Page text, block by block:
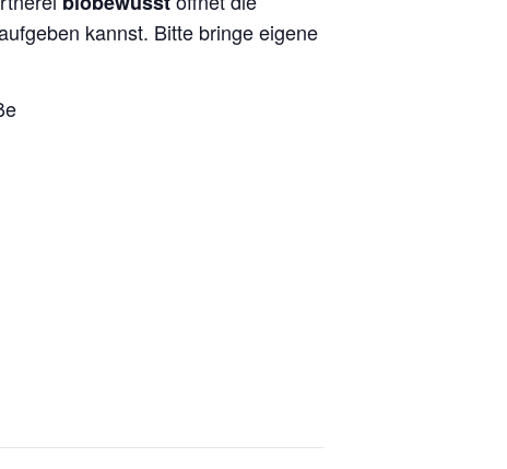
kannst. Bitte bringe eigene